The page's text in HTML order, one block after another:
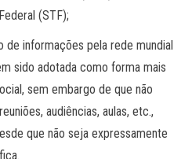
(STF);
de informações pela rede mundial
sido adotada como forma mais
sem embargo de que não
audiências, aulas, etc.,
que não seja expressamente